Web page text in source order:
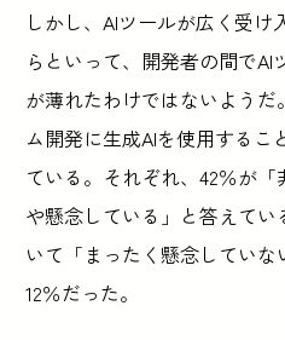
しかし、AIツールが広く受
らといって、開発者の間で
が薄れたわけではないよう
ム開発に生成AIを使用するこ
ている。それぞれ、42％が
や懸念している」と答えて
いて「まったく懸念してい
12％だった。